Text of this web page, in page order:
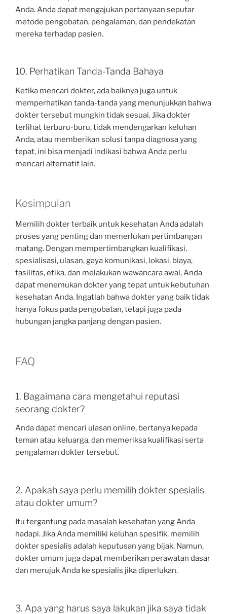
Anda. Anda dapat mengajukan pertanyaan seputar
metode pengobatan, pengalaman, dan pendekatan
mereka terhadap pasien.
10. Perhatikan Tanda-Tanda Bahaya
Ketika mencari dokter, ada baiknya juga untuk
memperhatikan tanda-tanda yang menunjukkan bahwa
dokter tersebut mungkin tidak sesuai. Jika dokter
terlihat terburu-buru, tidak mendengarkan keluhan
Anda, atau memberikan solusi tanpa diagnosa yang
tepat, ini bisa menjadi indikasi bahwa Anda perlu
mencari alternatif lain.
Kesimpulan
Memilih dokter terbaik untuk kesehatan Anda adalah
proses yang penting dan memerlukan pertimbangan
matang. Dengan mempertimbangkan kualifikasi,
spesialisasi, ulasan, gaya komunikasi, lokasi, biaya,
fasilitas, etika, dan melakukan wawancara awal, Anda
dapat menemukan dokter yang tepat untuk kebutuhan
kesehatan Anda. Ingatlah bahwa dokter yang baik tidak
hanya fokus pada pengobatan, tetapi juga pada
hubungan jangka panjang dengan pasien.
FAQ
1. Bagaimana cara mengetahui reputasi
seorang dokter?
Anda dapat mencari ulasan online, bertanya kepada
teman atau keluarga, dan memeriksa kualifikasi serta
pengalaman dokter tersebut.
2. Apakah saya perlu memilih dokter spesialis
atau dokter umum?
Itu tergantung pada masalah kesehatan yang Anda
hadapi. Jika Anda memiliki keluhan spesifik, memilih
dokter spesialis adalah keputusan yang bijak. Namun,
dokter umum juga dapat memberikan perawatan dasar
dan merujuk Anda ke spesialis jika diperlukan.
3. Apa yang harus saya lakukan jika saya tidak